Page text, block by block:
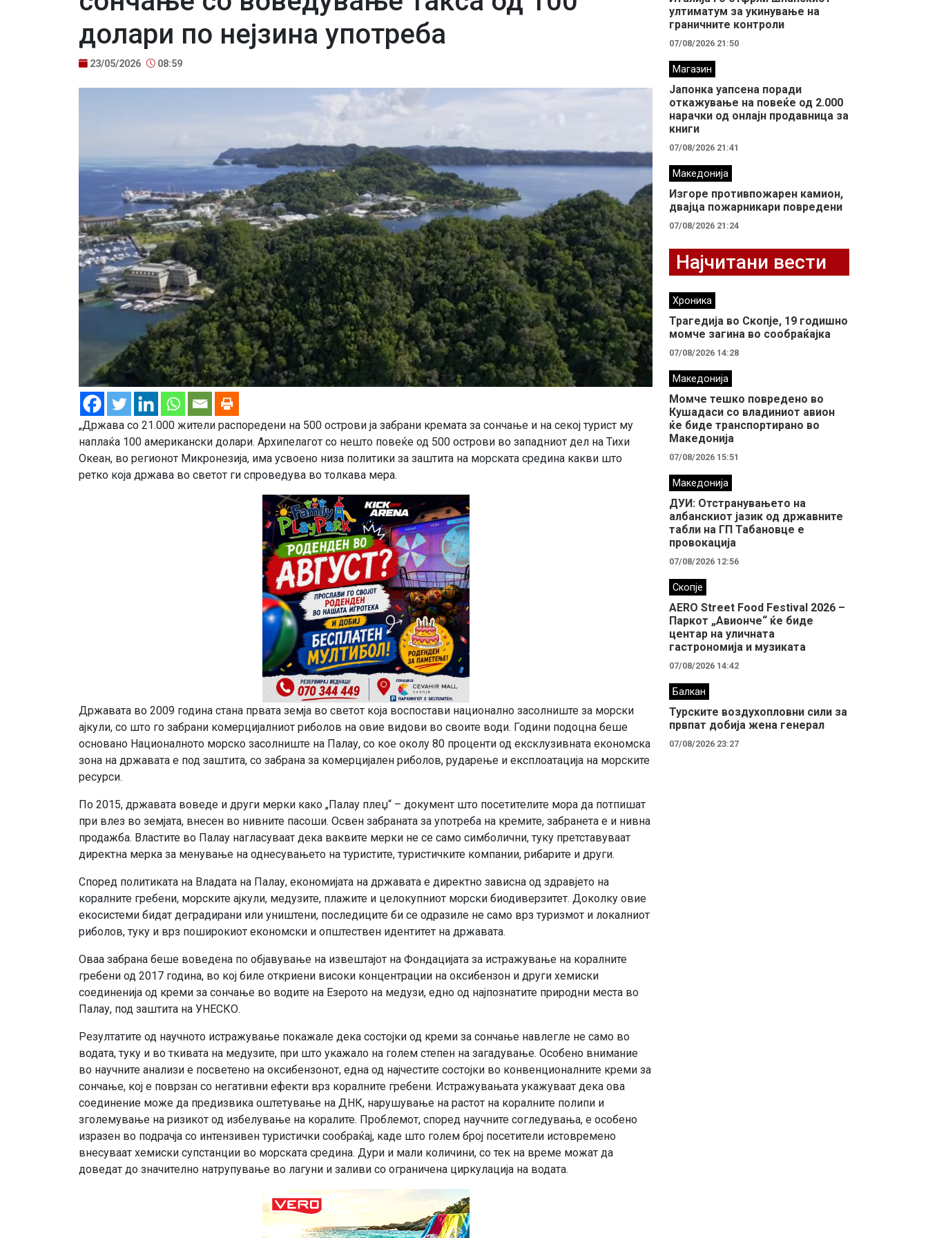
долари по нејзина употреба
23/05/2026 08:59
„Држава со 21.000 жители распоредени на 500 острови ја забрани кремата за сончање и на секој турист му
наплаќа 100 американски долари. Архипелагот со нешто повеќе од 500 острови во западниот дел на Тихи
Океан, во регионот Микронезија, има усвоено низа политики за заштита на морската средина какви што
ретко која држава во светот ги спроведува во толкава мера.
Државата во 2009 година стана првата земја во светот која воспостави национално засолниште за морски
ајкули, со што го забрани комерцијалниот риболов на овие видови во своите води. Години подоцна беше
основано Националното морско засолниште на Палау, со кое околу 80 проценти од ексклузивната економска
зона на државата е под заштита, со забрана за комерцијален риболов, рударење и експлоатација на морските
ресурси.
По 2015, државата воведе и други мерки како „Палау плеџ“ – документ што посетителите мора да потпишат
при влез во земјата, внесен во нивните пасоши. Освен забраната за употреба на кремите, забранета е и нивна
продажба. Властите во Палау нагласуваат дека ваквите мерки не се само симболични, туку претставуваат
директна мерка за менување на однесувањето на туристите, туристичките компании, рибарите и други.
Според политиката на Владата на Палау, економијата на државата е директно зависна од здравјето на
коралните гребени, морските ајкули, медузите, плажите и целокупниот морски биодиверзитет. Доколку овие
екосистеми бидат деградирани или уништени, последиците би се одразиле не само врз туризмот и локалниот
риболов, туку и врз поширокиот економски и општествен идентитет на државата.
Оваа забрана беше воведена по објавување на извештајот на Фондацијата за истражување на коралните
гребени од 2017 година, во кој биле откриени високи концентрации на оксибензон и други хемиски
соединенија од креми за сончање во водите на Езерото на медузи, едно од најпознатите природни места во
Палау, под заштита на УНЕСКО.
Резултатите од научното истражување покажале дека состојки од креми за сончање навлегле не само во
водата, туку и во ткивата на медузите, при што укажало на голем степен на загадување. Особено внимание
во научните анализи е посветено на оксибензонот, една од најчестите состојки во конвенционалните креми за
сончање, кој е поврзан со негативни ефекти врз коралните гребени. Истражувањата укажуваат дека ова
соединение може да предизвика оштетување на ДНК, нарушување на растот на коралните полипи и
зголемување на ризикот од избелување на коралите. Проблемот, според научните согледувања, е особено
изразен во подрачја со интензивен туристички сообраќај, каде што голем број посетители истовремено
внесуваат хемиски супстанции во морската средина. Дури и мали количини, со тек на време можат да
доведат до значително натрупување во лагуни и заливи со ограничена циркулација на водата.
ултиматум за укинување на
граничните контроли
07/08/2026 21:50
Магазин
Јапонка уапсена поради
откажување на повеќе од 2.000
нарачки од онлајн продавница за
книги
07/08/2026 21:41
Македонија
Изгоре противпожарен камион,
двајца пожарникари повредени
07/08/2026 21:24
Најчитани вести
Хроника
Трагедија во Скопје, 19 годишно
момче загина во сообраќајка
07/08/2026 14:28
Македонија
Момче тешко повредено во
Кушадаси со владиниот авион
ќе биде транспортирано во
Македонија
07/08/2026 15:51
Македонија
ДУИ: Отстранувањето на
албанскиот јазик од државните
табли на ГП Табановце е
провокација
07/08/2026 12:56
Скопје
AERO Street Food Festival 2026 –
Паркот „Авионче“ ќе биде
центар на уличната
гастрономија и музиката
07/08/2026 14:42
Балкан
Турските воздухопловни сили за
првпат добија жена генерал
07/08/2026 23:27